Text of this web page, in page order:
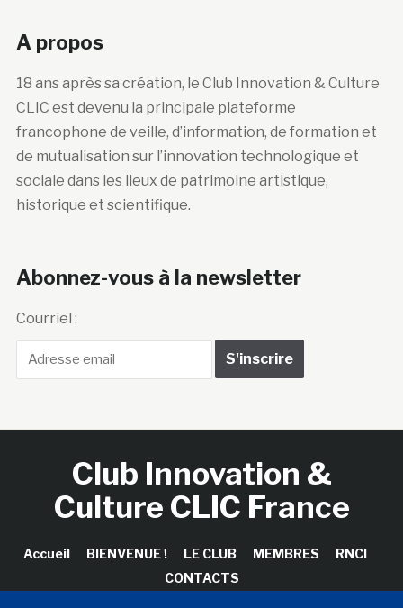
A propos
18 ans après sa création, le Club Innovation & Culture
CLIC est devenu la principale plateforme
francophone de veille, d’information, de formation et
de mutualisation sur l’innovation technologique et
sociale dans les lieux de patrimoine artistique,
historique et scientifique.
Abonnez-vous à la newsletter
Courriel :
Club Innovation &
Culture CLIC France
Accueil BIENVENUE ! LE CLUB MEMBRES
RNCI
CONTACTS